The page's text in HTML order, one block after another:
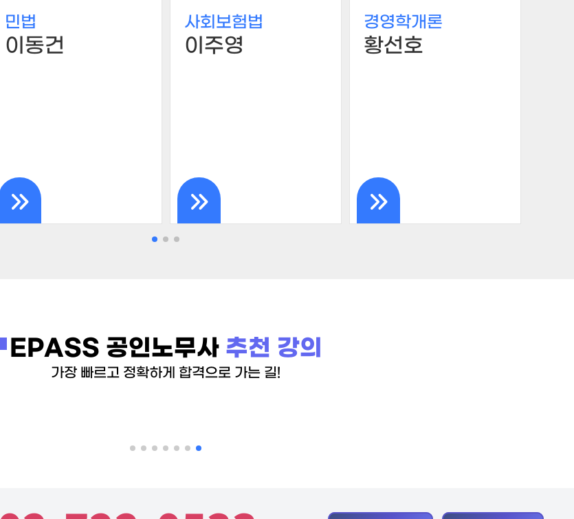
민법
이동건
사회보험법
이주영
경영학개론
황선호
EPASS 공인노무사 추천 강의
가장 빠르고 정확하게 합격으로 가는 길!